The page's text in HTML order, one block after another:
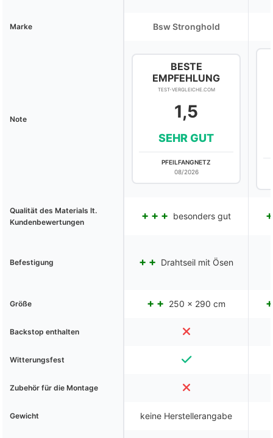
Marke Bsw Stronghold
Note
BESTE
EMPFEHLUNG
TEST-VERGLEICHE.COM
1,5
SEHR GUT
PFEILFANGNETZ
08/2026
Qualität des Materials lt.
Kundenbewertungen
besonders gut
Befestigung Drahtseil mit Ösen
Größe 250 x 290 cm
Backstop enthalten
Witterungsfest
Zubehör für die Montage
Gewicht keine Herstellerangabe